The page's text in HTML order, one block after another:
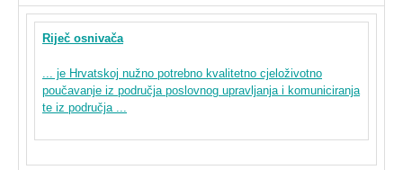
Riječ osnivača
... je Hrvatskoj nužno potrebno kvalitetno cjeloživotno
poučavanje iz područja poslovnog upravljanja i komuniciranja
te iz područja ...